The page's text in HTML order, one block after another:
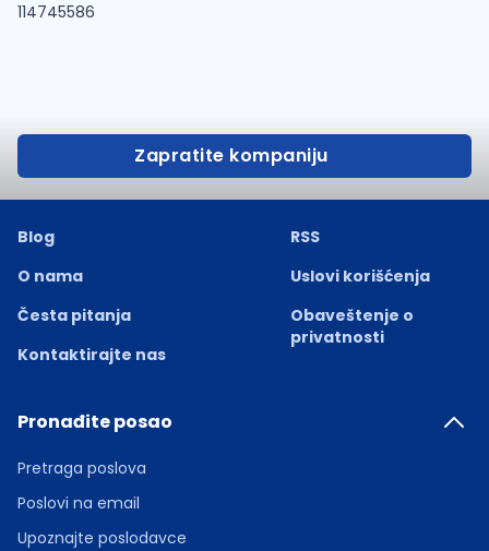
114745586
Zapratite kompaniju
Blog
O nama
Česta pitanja
Kontaktirajte nas
RSS
Uslovi korišćenja
Obaveštenje o
privatnosti
Pronađite posao
Pretraga poslova
Poslovi na email
Upoznajte poslodavce